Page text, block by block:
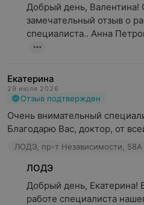
Добрый день, Валентина!
замечательный отзыв о
специалиста.. Анна
Екатерина
29 июля 2026
Отзыв подтвержден
Очень внимательный
Благодарю Вас, доктор, от
ЛОДЭ, пр-т Независимости, 58А
ЛОДЭ
Добрый день, Екатерина!
работе специалиста